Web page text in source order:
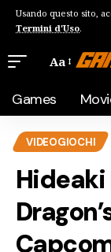
Usando questo sito,
Termini d'Uso.
Aa
Games
VIDEOGIOCHI